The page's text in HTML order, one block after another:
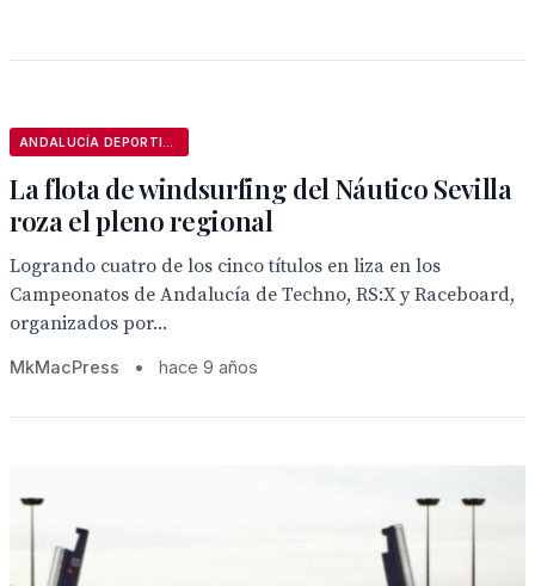
La flota de windsurfing del Náutico Sevilla
roza el pleno regional
Logrando cuatro de los cinco títulos en liza en los
Campeonatos de Andalucía de Techno, RS:X y Raceboard,
organizados por...
MkMacPress • hace 9 años